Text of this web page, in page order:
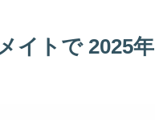
イトで 2025年